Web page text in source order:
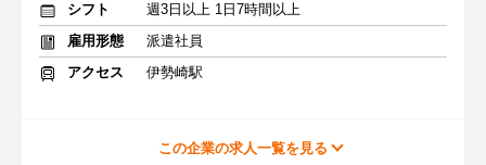
シフト
週3日以上 1日7時間以上
雇用形態
派遣社員
アクセス
伊勢崎駅
この企業の求人一覧を見る